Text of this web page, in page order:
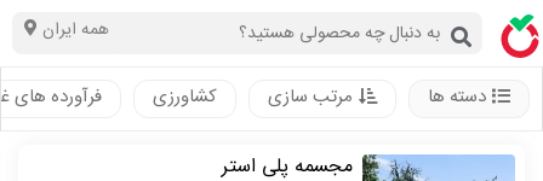
همه ایران
دسته ها مرتب سازی کشاورزی فرآورده های
مجسمه پلی استر